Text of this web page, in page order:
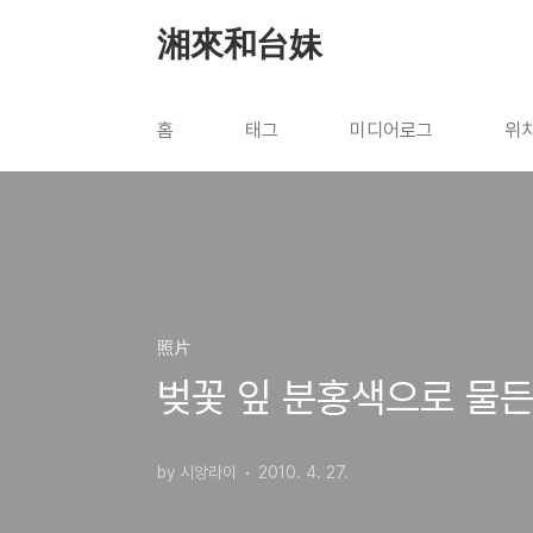
湘來和台妹
홈 태그 미디어로그 위
照片
벚꽃 잎 분홍색으로 물
by 시앙라이 2010. 4. 27.